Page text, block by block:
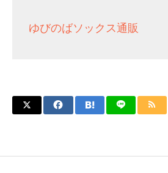
ゆびのばソックス通販